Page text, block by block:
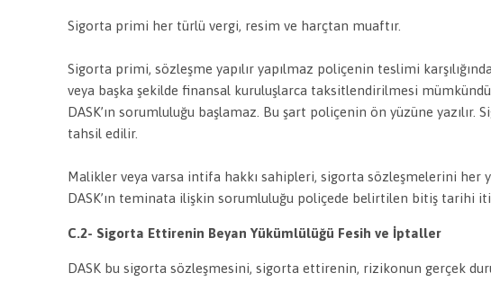
Sigorta primi her türlü vergi, resim ve harçtan muaftır.
Sigorta primi, sözleşme yapılır yapılmaz poliçenin teslimi
veya başka şekilde finansal kuruluşlarca taksitlendirilmesi
DASK’ın sorumluluğu başlamaz. Bu şart poliçenin ön yüzüne
tahsil edilir.
Malikler veya varsa intifa hakkı sahipleri, sigorta sözleşmelerini
DASK’ın teminata ilişkin sorumluluğu poliçede belirtilen bitiş tarihi
C.2- Sigorta Ettirenin Beyan Yükümlülüğü Fesih ve İptaller
DASK bu sigorta sözleşmesini, sigorta ettirenin, rizikonun gerçek